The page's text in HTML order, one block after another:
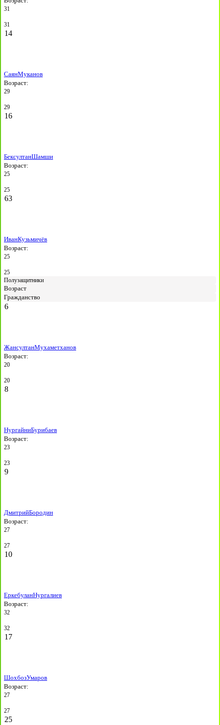
31
31
14
СаянМуканов
Возраст:
29
29
16
БексултанШамши
Возраст:
25
25
63
ИванКузьмичёв
Возраст:
25
25
Полузащитники
Возраст
Гражданство
6
ЖансултанМухаметханов
Возраст:
20
20
8
НургайниБурибаев
Возраст:
23
23
9
ДмитрийБородин
Возраст:
27
27
10
ЕркебуланНургалиев
Возраст:
32
32
17
ШохбозУмаров
Возраст:
27
27
25